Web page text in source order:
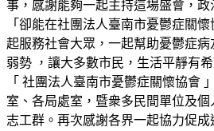
事，感謝能夠一起主持這場盛會，政
「卻能在社團法人臺南市憂鬱症關
起服務社會大眾，一起幫助憂鬱症
弱勢 ，讓大多數市民，生活平靜有
「 社團法人臺南市憂鬱症關懷協會
室、各局處室，暨衆多民間單位及
志工群。再次感謝各界一起協力促